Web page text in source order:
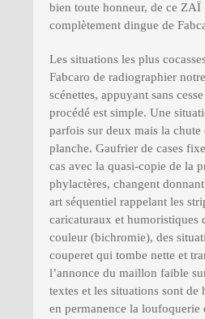
bien toute honneur, de ce
complètement dingue de
Les situations les plus
Fabcaro de radiographier
scénettes, appuyant sans
procédé est simple. Une
parfois sur deux mais la
planche. Gaufrier de cases
cas avec la quasi-copie de la
phylactères, changent
art séquentiel rappelant les
caricaturaux et humoristiques
couleur (bichromie), des
couperet qui tombe nette et
l’annonce du maillon faible
textes et les situations sont de
en permanence la loufoquerie